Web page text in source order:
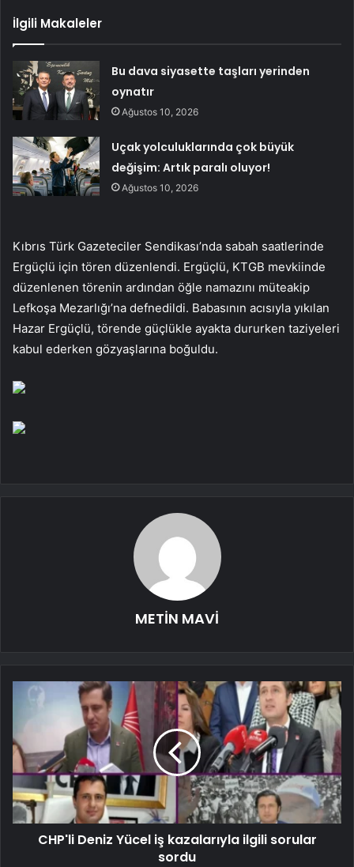
İlgili Makaleler
Bu dava siyasette taşları yerinden
oynatır
Ağustos 10, 2026
Uçak yolculuklarında çok büyük
değişim: Artık paralı oluyor!
Ağustos 10, 2026
Kıbrıs Türk Gazeteciler Sendikası’nda sabah saatlerinde
Ergüçlü için tören düzenlendi. Ergüçlü, KTGB mevkiinde
düzenlenen törenin ardından öğle namazını müteakip
Lefkoşa Mezarlığı’na defnedildi. Babasının acısıyla yıkılan
Hazar Ergüçlü, törende güçlükle ayakta dururken taziyeleri
kabul ederken gözyaşlarına boğuldu.
METİN MAVİ
CHP'li Deniz Yücel iş kazalarıyla ilgili sorular
sordu